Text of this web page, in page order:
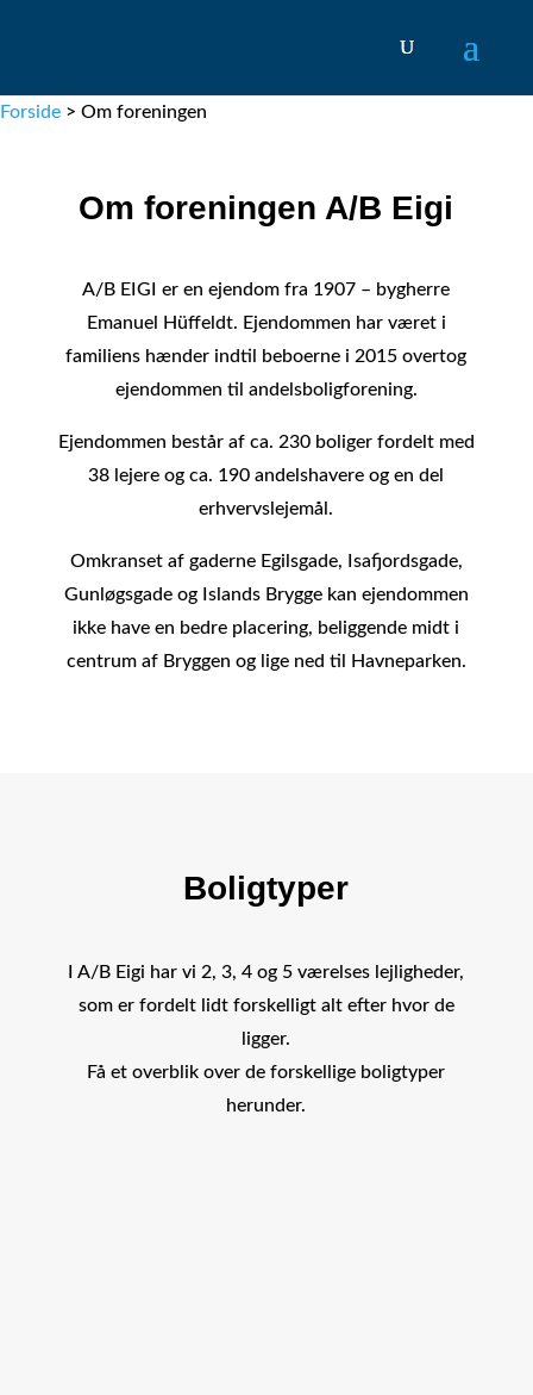
Forside > Om foreningen
Om foreningen A/B Eigi
A/B EIGI er en ejendom fra 1907 – bygherre
Emanuel Hüffeldt. Ejendommen har været i
familiens hænder indtil beboerne i 2015 overtog
ejendommen til andelsboligforening.
Ejendommen består af ca. 230 boliger fordelt med
38 lejere og ca. 190 andelshavere og en del
erhvervslejemål.
Omkranset af gaderne Egilsgade, Isafjordsgade,
Gunløgsgade og Islands Brygge kan ejendommen
ikke have en bedre placering, beliggende midt i
centrum af Bryggen og lige ned til Havneparken.
Boligtyper
I A/B Eigi har vi 2, 3, 4 og 5 værelses lejligheder,
som er fordelt lidt forskelligt alt efter hvor de
ligger.
Få et overblik over de forskellige boligtyper
herunder.